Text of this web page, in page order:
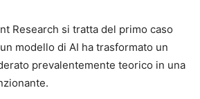
Research si tratta del primo caso
modello di AI ha trasformato un
prevalentemente teorico in una